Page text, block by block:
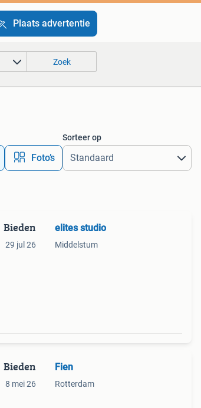
Plaats advertentie
Zoek
Foto’s
Sorteer op
Bieden
29 jul 26
elites studio
Middelstum
Bieden
8 mei 26
Fien
Rotterdam